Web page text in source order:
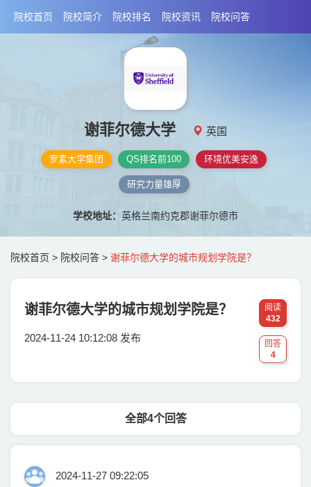
院校首页 院校简介 院校排名 院校资讯 院校问答
谢菲尔德大学 英国
罗素大学集团 QS排名前100 环境优美安逸
研究力量雄厚
学校地址： 英格兰南约克郡谢菲尔德市
院校首页 > 院校问答 > 谢菲尔德大学的城市规划学院是？
阅读
432
回答
4
谢菲尔德大学的城市规划学院是？
2024-11-24 10:12:08 发布
全部4个回答
2024-11-27 09:22:05